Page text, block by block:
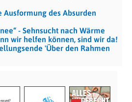
Ausformung des Absurden
- Sehnsucht nach Wärme
wir helfen können, sind wir da!
'Über den Rahmen